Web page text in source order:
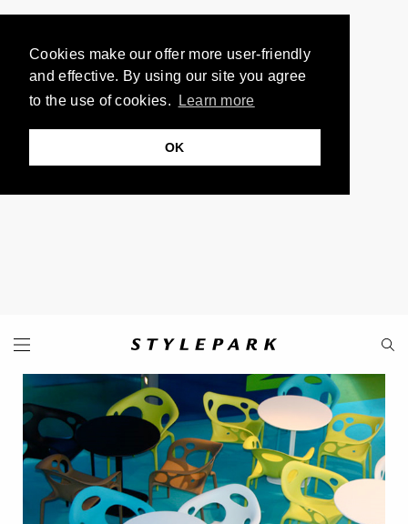
Cookies make our offer more user-friendly
and effective. By using our site you agree
to the use of cookies.
Learn more
OK